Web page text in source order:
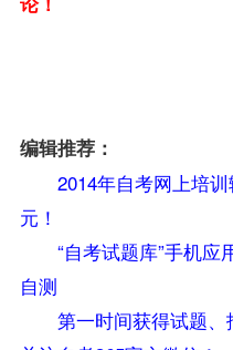
编辑推荐：
2014年自考网上培
元！
“自考试题库”手机
自测
第一时间获得试题